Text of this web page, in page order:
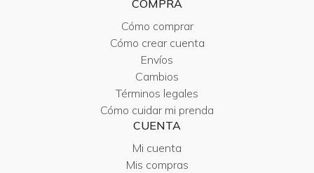
COMPRA
Cómo comprar
Cómo crear cuenta
Envíos
Cambios
Términos legales
Cómo cuidar mi prenda
CUENTA
Mi cuenta
Mis compras